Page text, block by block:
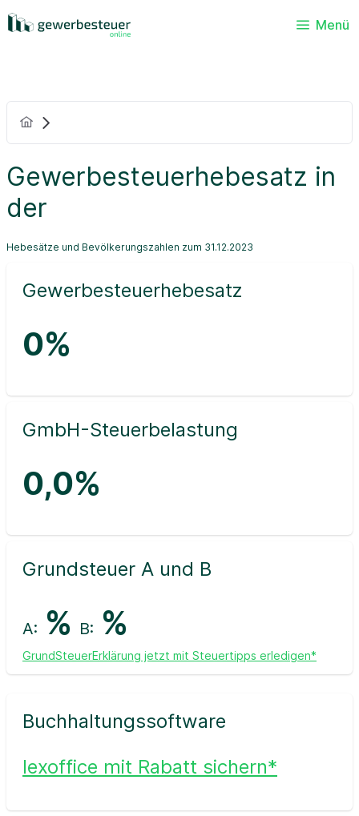
Menü
Gewerbesteuerhebesatz in
der
Hebesätze und Bevölkerungszahlen zum 31.12.2023
Gewerbesteuerhebesatz
0%
GmbH-Steuerbelastung
0,0%
Grundsteuer A und B
A: % B: %
GrundSteuerErklärung jetzt mit Steuertipps erledigen*
Buchhaltungssoftware
lexoffice mit Rabatt sichern*